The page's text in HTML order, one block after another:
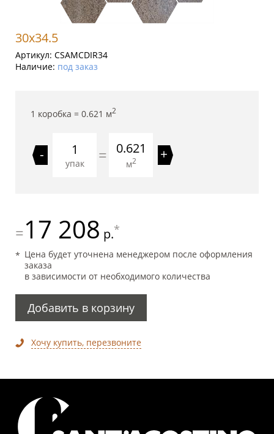
30x34.5
Артикул: CSAMCDIR34
Наличие: под заказ
1 коробка = 0.621 м2
-
упак = 0.621
м2 +
=17 208 р.*
Цена будет уточнена менеджером после оформления
заказа
в зависимости от необходимого количества
Добавить в корзину
Хочу купить, перезвоните